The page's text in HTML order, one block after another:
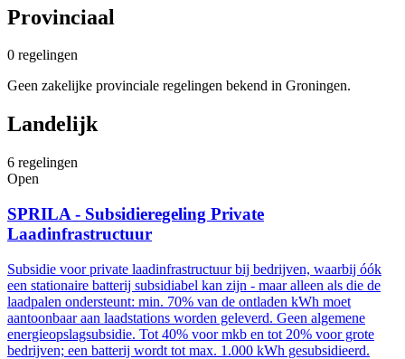
Provinciaal
0 regelingen
Geen zakelijke provinciale regelingen bekend in Groningen.
Landelijk
6 regelingen
Open
SPRILA - Subsidieregeling Private
Laadinfrastructuur
Subsidie voor private laadinfrastructuur bij bedrijven, waarbij óók
een stationaire batterij subsidiabel kan zijn - maar alleen als die de
laadpalen ondersteunt: min. 70% van de ontladen kWh moet
aantoonbaar aan laadstations worden geleverd. Geen algemene
energieopslagsubsidie. Tot 40% voor mkb en tot 20% voor grote
bedrijven; een batterij wordt tot max. 1.000 kWh gesubsidieerd.